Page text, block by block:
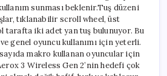
sunması beklenir.Tuş düzeni
tıklanabilir scroll wheel, üst
tarafta iki adet yan tuş bulunuyor. Bu
genel oyuncu kullanımı için yeterli.
makro kullanan oyuncular için
3 Wireless Gen 2’nin hedefi çok